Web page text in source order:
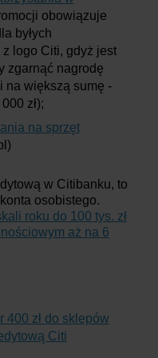
obowiązuje
byłych
logo Citi, gdyż jest
zgarnąć nagrodę
na większą sumę -
zł);
na sprzęt
w Citibanku, to
osobistego.
roku do 100 tys. zł
aż na 6
400 zł do sklepów
Citi